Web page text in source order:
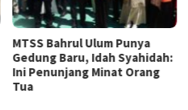
MTSS Bahrul Ulum Punya
Gedung Baru, Idah Syahidah:
Ini Penunjang Minat Orang
Tua